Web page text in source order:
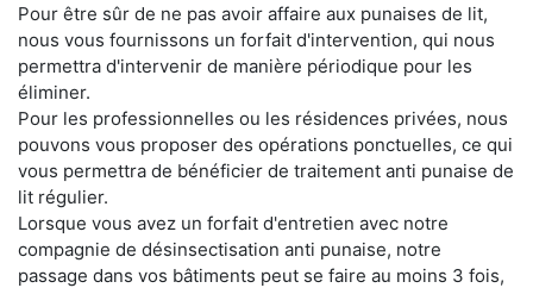
Pour être sûr de ne pas avoir affaire aux punaises de lit,
nous vous fournissons un forfait d'intervention, qui nous
permettra d'intervenir de manière périodique pour les
éliminer.
Pour les professionnelles ou les résidences privées, nous
pouvons vous proposer des opérations ponctuelles, ce qui
vous permettra de bénéficier de traitement anti punaise de
lit régulier.
Lorsque vous avez un forfait d'entretien avec notre
compagnie de désinsectisation anti punaise, notre
passage dans vos bâtiments peut se faire au moins 3 fois,